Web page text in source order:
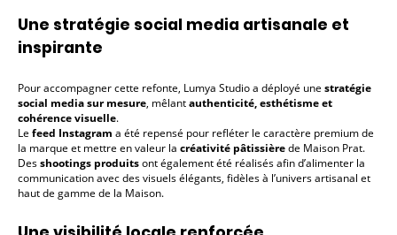
Une stratégie social media artisanale et
inspirante
Pour accompagner cette refonte, Lumya Studio a déployé une stratégie
social media sur mesure, mêlantauthenticité, esthétisme et
cohérence visuelle.
Le feed Instagram a été repensé pour refléter le caractère premium de
la marque et mettre en valeur la créativité pâtissièrede Maison Prat.
Desshootings produitsont également été réalisés afin d’alimenter la
communication avec des visuels élégants, fidèles à l’univers artisanal et
haut de gamme de la Maison.